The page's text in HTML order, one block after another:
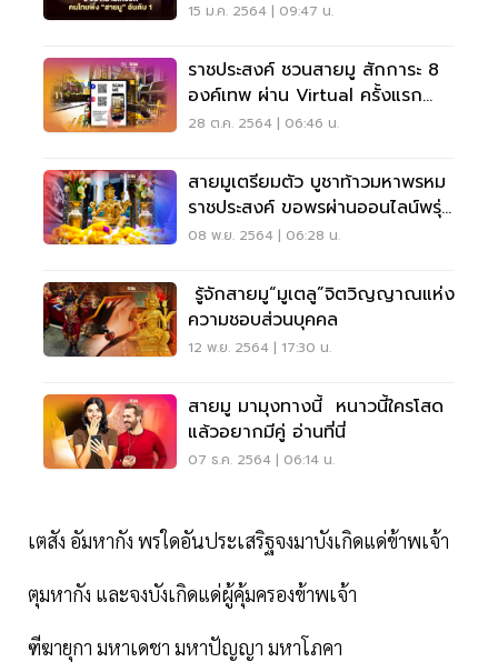
15 ม.ค. 2564 | 09:47 น.
ราชประสงค์ ชวนสายมู สักการะ 8
องค์เทพ ผ่าน Virtual ครั้งแรก
ของโลก
28 ต.ค. 2564 | 06:46 น.
สายมูเตรียมตัว บูชาท้าวมหาพรหม
ราชประสงค์ ขอพรผ่านออนไลน์พรุ่ง
นี้ 6 โมงเช้า
08 พ.ย. 2564 | 06:28 น.
รู้จักสายมู“มูเตลู”จิตวิญญาณแห่ง
ความชอบส่วนบุคคล
12 พ.ย. 2564 | 17:30 น.
สายมู มามุงทางนี้ หนาวนี้ใครโสด
แล้วอยากมีคู่ อ่านที่นี่
07 ธ.ค. 2564 | 06:14 น.
เตสัง อัมหากัง พรใดอันประเสริฐจงมาบังเกิดแด่ข้าพเจ้า
ตุมหากัง และจงบังเกิดแด่ผู้คุ้มครองข้าพเจ้า
ฑีฆายุกา มหาเดชา มหาปัญญา มหาโภคา